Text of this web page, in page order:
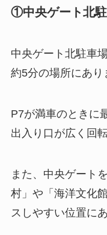
①中央ゲート北
中央ゲート北駐車
約5分の場所にあり
P7が満車のときに
出入り口が広く回
また、中央ゲート
村」や「海洋文化
スしやすい位置に